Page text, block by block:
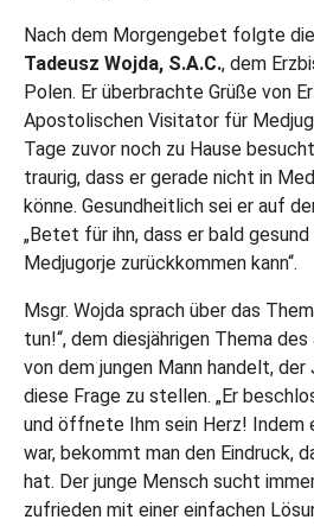
Nach dem Morgengebet folgte
Tadeusz Wojda, S.A.C., dem
Polen. Er überbrachte Grüße von
Apostolischen Visitator für
Tage zuvor noch zu Hause
traurig, dass er gerade nicht in
könne. Gesundheitlich sei er auf
„Betet für ihn, dass er bald
Medjugorje zurückkommen kann“.
Msgr. Wojda sprach über das
tun!“, dem diesjährigen Thema
von dem jungen Mann handelt,
diese Frage zu stellen. „Er
und öffnete Ihm sein Herz! Indem
war, bekommt man den Eindruck,
hat. Der junge Mensch sucht
zufrieden mit einer einfachen